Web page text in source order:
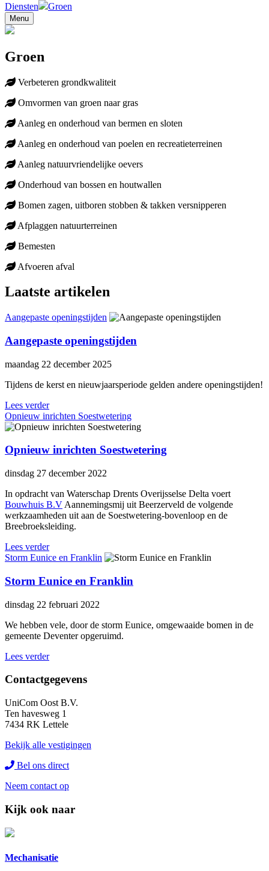
Diensten Groen
Menu
Groen
Verbeteren grondkwaliteit
Omvormen van groen naar gras
Aanleg en onderhoud van bermen en sloten
Aanleg en onderhoud van poelen en recreatieterreinen
Aanleg natuurvriendelijke oevers
Onderhoud van bossen en houtwallen
Bomen zagen, uitboren stobben & takken versnipperen
Afplaggen natuurterreinen
Bemesten
Afvoeren afval
Laatste artikelen
Aangepaste openingstijden
Aangepaste openingstijden
maandag 22 december 2025
Tijdens de kerst en nieuwjaarsperiode gelden andere openingstijden!
Lees verder
Opnieuw inrichten Soestwetering
Opnieuw inrichten Soestwetering
dinsdag 27 december 2022
In opdracht van Waterschap Drents Overijsselse Delta voert
Bouwhuis B.V Aannemingsmij uit Beerzerveld de volgende
werkzaamheden uit aan de Soestwetering-bovenloop en de
Breebroeksleiding.
Lees verder
Storm Eunice en Franklin
Storm Eunice en Franklin
dinsdag 22 februari 2022
We hebben vele, door de storm Eunice, omgewaaide bomen in de
gemeente Deventer opgeruimd.
Lees verder
Contactgegevens
UniCom Oost B.V.
Ten havesweg 1
7434 RK Lettele
Bekijk alle vestigingen
Bel ons direct
Neem contact op
Kijk ook naar
Mechanisatie